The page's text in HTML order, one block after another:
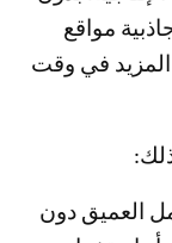
مواقع
في وقت
العميق دون